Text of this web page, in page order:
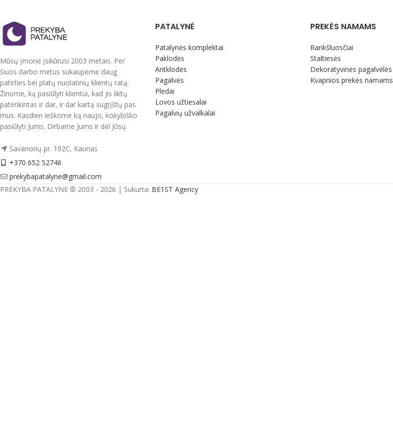
Mūsų įmonė įsikūrusi 2003 metais. Per
šiuos darbo metus sukaupėme daug
patirties bei platų nuolatinių klientų ratą.
Žinome, ką pasiūlyti klientui, kad jis liktų
patenkintas ir dar, ir dar kartą sugrįštų pas
mus. Kasdien ieškome ką naujo, kokybiško
pasiūlyti Jums. Dirbame Jums ir dėl Jūsų.
Savanorių pr. 192C, Kaunas
+370 652 52746
prekybapatalyne@gmail.com
PATALYNĖ
Patalynės komplektai
Paklodės
Antklodės
Pagalvės
Pledai
Lovos užtiesalai
Pagalvių užvalkalai
PREKĖS NAMAMS
Rankšluosčiai
Staltiesės
Dekoratyvinės pagalvėlės
Kvapnios prekės namams
PREKYBA PATALYNE © 2003 - 2026 | Sukurta: BE1ST Agency